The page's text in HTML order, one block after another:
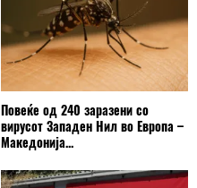
Повеќе од 240 заразени со
вирусот Западен Нил во Европа –
Македонија...